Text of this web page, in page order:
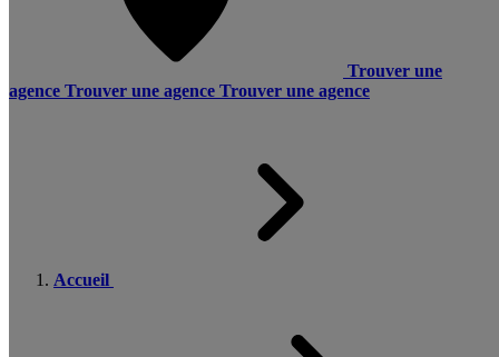
Trouver une
agence Trouver une agence Trouver une agence
Accueil